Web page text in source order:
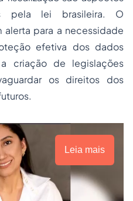
pela lei brasileira. O
alerta para a necessidade
efetiva dos dados
a criação de legislações
os direitos dos
Leia mais